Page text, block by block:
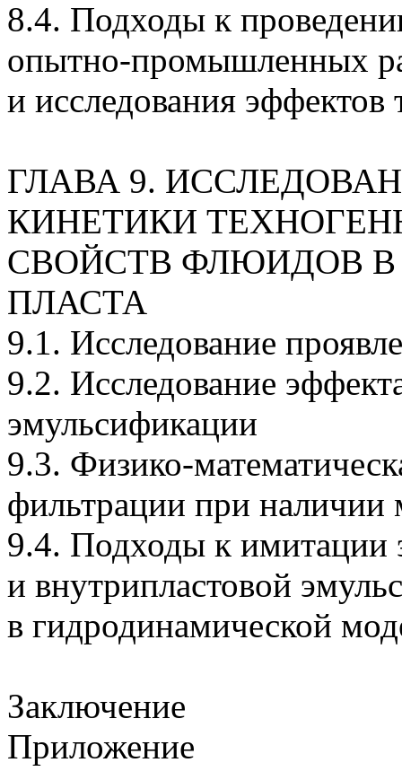
8.4. Подходы к
опытно-промышленных
и исследования эффектов
ГЛАВА 9.
КИНЕТИКИ
СВОЙСТВ ФЛЮИДОВ В
ПЛАСТА
9.1. Исследование
9.2. Исследование
эмульсификации
9.3. Физико-
фильтрации при наличии
9.4. Подходы к имитации
и внутрипластовой
в гидродинамической
Заключение
Приложение